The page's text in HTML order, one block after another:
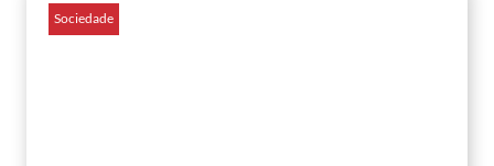
Sociedade